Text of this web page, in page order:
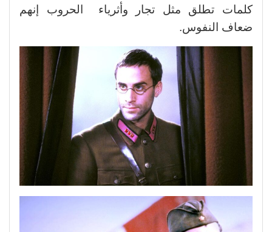
كلمات تطلق مثل تجار وأثرياء الحروب إنهم
ضعاف النفوس.